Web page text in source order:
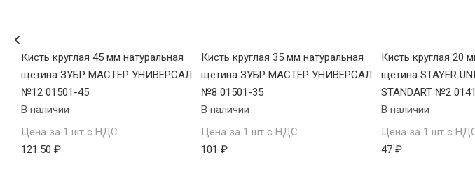
Кисть круглая 45 мм натуральная
щетина ЗУБР МАСТЕР УНИВЕРСАЛ
№12 01501-45
В наличии
Цена за 1 шт с НДС
121.50 ₽
Кисть круглая 35 мм натуральная
щетина ЗУБР МАСТЕР УНИВЕРСАЛ
№8 01501-35
В наличии
Цена за 1 шт с НДС
101 ₽
Кисть круглая 20
щетина STAYER
STANDART №2
В наличии
Цена за 1 шт с
47 ₽